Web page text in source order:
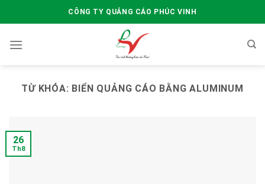
to
CÔNG TY QUẢNG CÁO PHÚC VINH
TỪ KHÓA: BIỂN QUẢNG CÁO BẰNG ALUMINUM
26
Th8